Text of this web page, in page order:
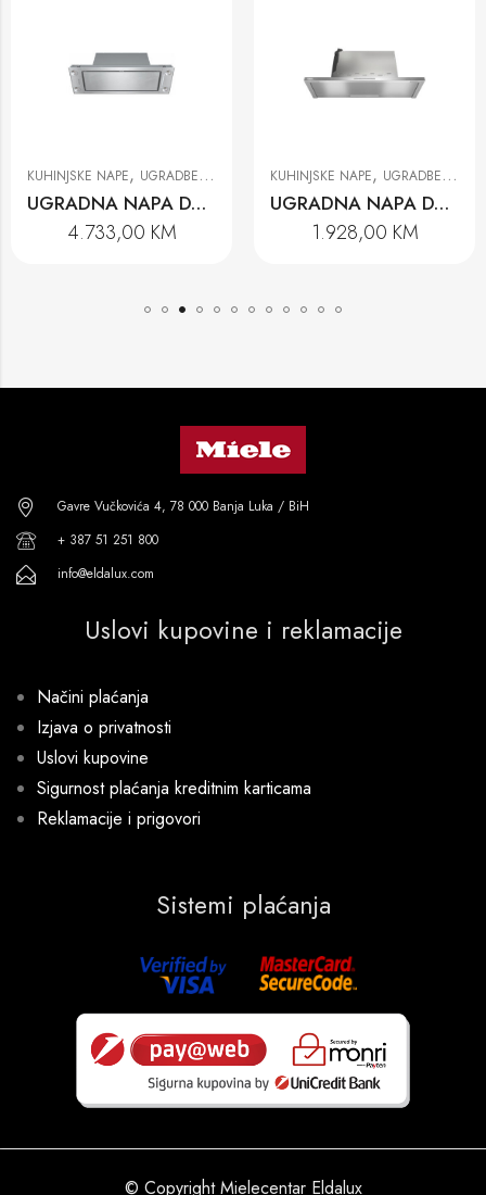
KUHINJSKE NAPE, UGRADBENE KUHINJSKE NAPE
UGRADNA NAPA DAS 4920
1.928,00 KM
KUHINJSKE NAPE, ZIDNE I OTOČNE KUHINJSKE NAPE
ZIDNA NAPA DAW 1920 ACTIVE
1.604,00 KM
Gavre Vučkovića 4, 78 000 Banja Luka / BiH
+ 387 51 251 800
info@eldalux.com
Uslovi kupovine i reklamacije
Načini plaćanja
Izjava o privatnosti
Uslovi kupovine
Sigurnost plaćanja kreditnim karticama
Reklamacije i prigovori
Sistemi plaćanja
© Copyright Mielecentar Eldalux